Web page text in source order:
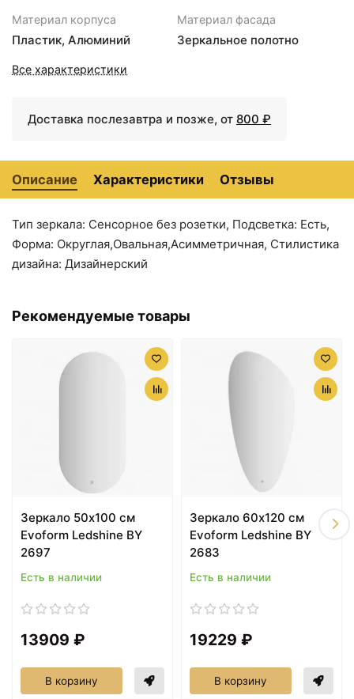
9089 ₽
Зеркало 50х50 см
Evoform Ledshine BY
9089 ₽
Зеркало 50х50 см
Evoform Ledshine BY
9639 ₽
10139 ₽
Зеркало 40х80 см
Evoform Ledshine BY
Зеркало 40х80 см
Evoform Ledshine BY
Материал корпуса
Пластик, Алюминий
Материал фасада
Зеркальное полотно
Все характеристики
Доставка послезавтра и позже, от 800 ₽
Описание Характеристики Отзывы
Тип зеркала: Сенсорное без розетки, Подсветка: Есть,
Форма: Округлая,Овальная,Асимметричная, Стилистика
дизайна: Дизайнерский
Рекомендуемые товары
Зеркало 50х100 см
Evoform Ledshine BY
2697
Есть в наличии
13909 ₽
В корзину
Зеркало 60х120 см
Evoform Ledshine BY
2683
Есть в наличии
19229 ₽
В корзину